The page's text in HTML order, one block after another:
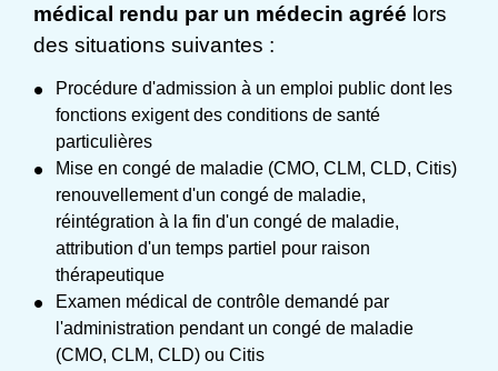
médical rendu par un médecin agréé lors
des situations suivantes :
Procédure d'admission à un emploi public dont les
fonctions exigent des conditions de santé
particulières
Mise en congé de maladie (CMO, CLM, CLD, Citis)
renouvellement d'un congé de maladie,
réintégration à la fin d'un congé de maladie,
attribution d'un temps partiel pour raison
thérapeutique
Examen médical de contrôle demandé par
l'administration pendant un congé de maladie
(CMO, CLM, CLD) ou Citis